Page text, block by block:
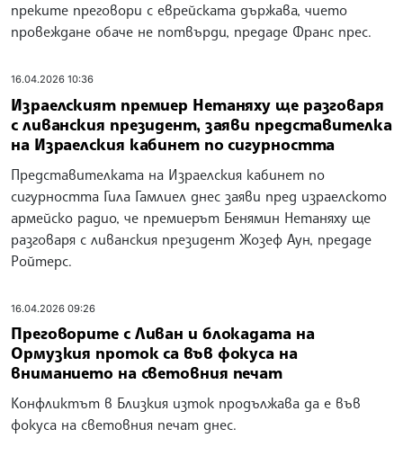
преките преговори с еврейската държава, чието
провеждане обаче не потвърди, предаде Франс прес.
16.04.2026 10:36
Израелският премиер Нетаняху ще разговаря
с ливанския президент, заяви представителка
на Израелския кабинет по сигурността
Представителката на Израелския кабинет по
сигурността Гила Гамлиел днес заяви пред израелското
армейско радио, че премиерът Бенямин Нетаняху ще
разговаря с ливанския президент Жозеф Аун, предаде
Ройтерс.
16.04.2026 09:26
Преговорите с Ливан и блокадата на
Ормузкия проток са във фокуса на
вниманието на световния печат
Конфликтът в Близкия изток продължава да е във
фокуса на световния печат днес.